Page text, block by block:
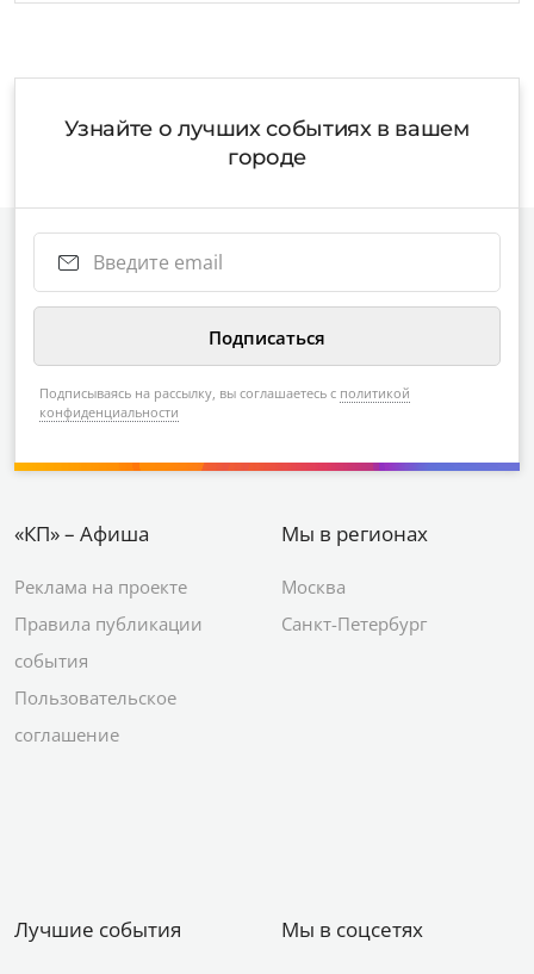
Узнайте о лучших событиях в вашем
городе
Подписываясь на рассылку, вы соглашаетесь с политикой
конфиденциальности
«КП» – Афиша
Реклама на проекте
Правила публикации
события
Пользовательское
соглашение
Мы в регионах
Москва
Санкт-Петербург
Лучшие события Мы в соцсетях